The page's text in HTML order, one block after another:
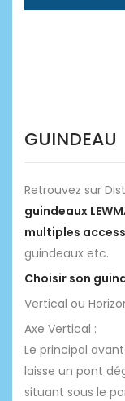
GUINDEAU
Retrouvez sur
guindeaux
multiples
guindeaux etc.
Choisir son
Vertical ou
Axe Vertical :
Le principal
laisse un pont
situant sous le